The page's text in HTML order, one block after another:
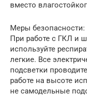
вместо
Меры безопасности:
При работе с ГКЛ и
используйте
легкие. Все
подсветки
работе на высоте
не самодельные